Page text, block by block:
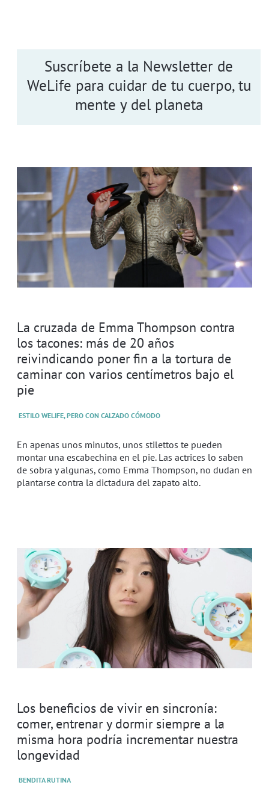
La cruzada de Emma Thompson contra
los tacones: más de 20 años
reivindicando poner fin a la tortura de
caminar con varios centímetros bajo el
pie
ESTILO WELIFE, PERO CON CALZADO CÓMODO
En apenas unos minutos, unos stilettos te pueden
montar una escabechina en el pie. Las actrices lo saben
de sobra y algunas, como Emma Thompson, no dudan en
plantarse contra la dictadura del zapato alto.
Los beneficios de vivir en sincronía:
comer, entrenar y dormir siempre a la
misma hora podría incrementar nuestra
longevidad
BENDITA RUTINA
Suscríbete a la Newsletter de
WeLife para cuidar de tu cuerpo, tu
mente y del planeta